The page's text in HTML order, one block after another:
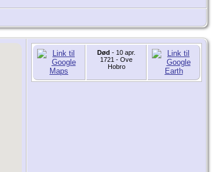
Død - 10 apr.
1721 - Ove
Hobro